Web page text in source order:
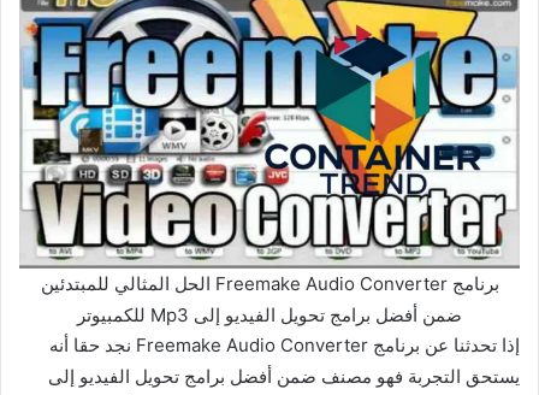
برنامج Freemake Audio Converter الحل المثالي للمبتدئين
ضمن أفضل برامج تحويل الفيديو إلى Mp3 للكمبيوتر
إذا تحدثنا عن برنامج Freemake Audio Converter نجد حقا أنه
يستحق التجربة فهو مصنف ضمن أفضل برامج تحويل الفيديو إلى